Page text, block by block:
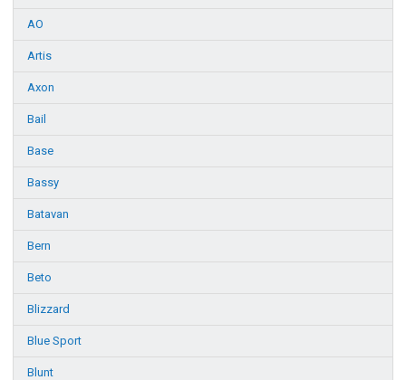
AO
Artis
Axon
Bail
Base
Bassy
Batavan
Bern
Beto
Blizzard
Blue Sport
Blunt